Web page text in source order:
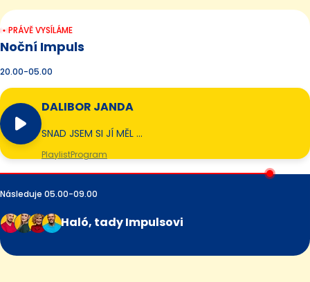
PRÁVĚ VYSÍLÁME
Noční Impuls
20.00-05.00
DALIBOR JANDA
SNAD JSEM SI JÍ MĚL …
PlaylistProgram
Následuje 05.00-09.00
Haló, tady Impulsovi